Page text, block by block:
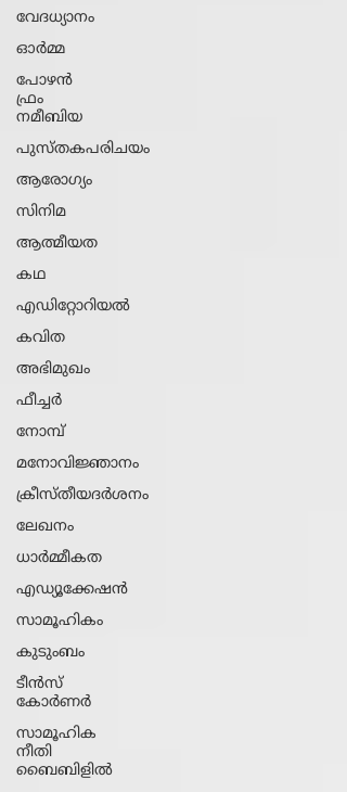
വേദധ്യാനം
ഓർമ്മ
പോഴൻ
ഫ്രം
നമീബിയ
പുസ്തകപരിചയം
ആരോ​ഗ്യം
സിനിമ
ആത്മീയത
കഥ
എഡിറ്റോറിയൽ
കവിത
അഭിമുഖം
ഫീച്ചർ
നോമ്പ്
മനോവിജ്ഞാനം
ക്രീസ്തീയദർശനം
ലേഖനം
ധാ‍ർമ്മീകത
എഡ്യൂക്കേഷൻ
സാമൂഹികം
കുടുംബം
ടീൻസ്
കോർണർ
സാമൂഹിക
നീതി
ബൈബിളിൽ